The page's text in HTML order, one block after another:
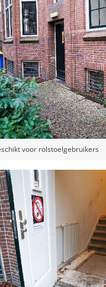
voor rolstoelgebruikers